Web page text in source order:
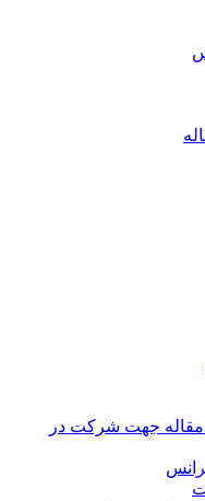
مقاله جهت شرکت در